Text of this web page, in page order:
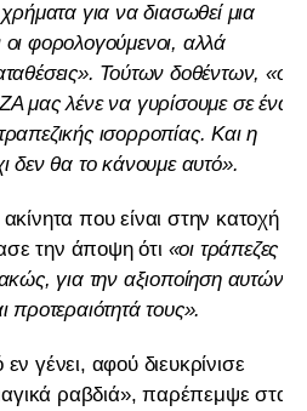
για να διασωθεί μια
φορολογούμενοι, αλλά
Τούτων δοθέντων, «ο
μας λένε να γυρίσουμε σε ένα
ισορροπίας. Και η
δεν θα το κάνουμε αυτό».
που είναι στην κατοχή
την άποψη ότι «οι τράπεζες
για την αξιοποίηση αυτών
προτεραιότητά τους».
γένει, αφού διευκρίνισε
ραβδιά», παρέπεμψε στα